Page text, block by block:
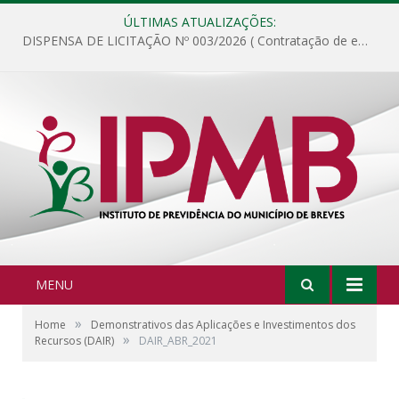
ÚLTIMAS ATUALIZAÇÕES:
DISPENSA DE LICITAÇÃO Nº 003/2026 ( Contratação de empresa para fornecimento de gêneros alimentícios não perecíveis, materiais de expediente, descartáveis, copa e cozinha, para análise e posterior publicação.)
MENU
Home »
Demonstrativos das Aplicações e Investimentos dos
Recursos (DAIR) » DAIR_ABR_2021